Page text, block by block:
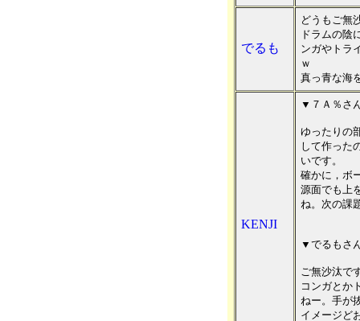
でるも
どうもご無
ドラムの陰
ンガやトラ
ｗ
真っ青な海
KENJI
▼７Ａ％さ
ゆったりの
して作った
いです。
確かに，ボ
源面でも上
ね。次の課
▼でるもさ
ご無沙汰で
コンガとか
ねー。手が
イメージど